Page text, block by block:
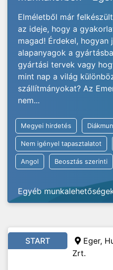
Elméletből már
az ideje, hogy a
magad! Érdekel, hogyan
alapanyagok a
gyártási tervek vagy
mint nap a világ
szállítmányokat? Az
nem...
Megyei hirdetés
Nem igényel tapasztalatot
Angol Beosztás szerinti
Egyéb
START
Eger,
Zrt.